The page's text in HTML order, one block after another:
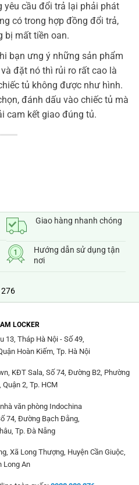
cầu đổi trả lại phải phát
có trong hợp đồng đổi trả,
bị mất tiền oan.
bạn ưng ý những sản phẩm
đặt nó thì rủi ro rất cao là
tủ không được như hình.
đánh dấu vào chiếc tủ mà
cam kết giao đúng tủ.
Giao hàng nhanh chóng
Hướng dẫn sử dụng tận
nơi
LOCKER
13, Tháp Hà Nội - Số 49,
Hoàn Kiếm, Tp. Hà Nội
KĐT Sala, Số 74, Đường B2, Phường
2, Tp. HCM
văn phòng Indochina
74, Đường Bạch Đằng,
Tp. Đà Nẵng
Xã Long Thượng, Huyện Cần Giuộc,
Long An